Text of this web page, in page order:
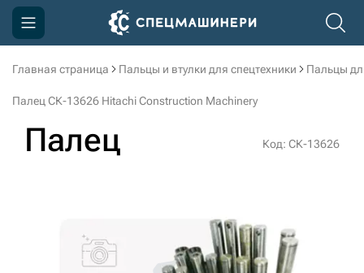
Главная страница Пальцы и втулки для спецтехники Пальцы
Палец СК-13626 Hitachi Construction Machinery
Палец Код: СК-13626
Компания
Доставка и оплата
3D тур по производству